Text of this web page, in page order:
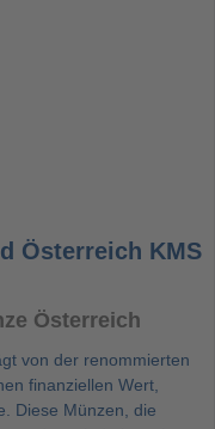
Österreich KMS
Österreich
von der renommierten
finanziellen Wert,
Diese Münzen, die